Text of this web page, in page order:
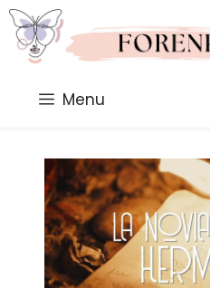
Saltar
al
contenido
Menu